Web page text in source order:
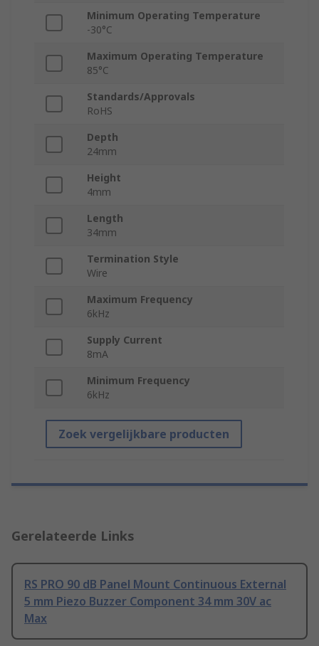
Minimum Operating Temperature
-30°C
Maximum Operating Temperature
85°C
Standards/Approvals
RoHS
Depth
24mm
Height
4mm
Length
34mm
Termination Style
Wire
Maximum Frequency
6kHz
Supply Current
8mA
Minimum Frequency
6kHz
Zoek vergelijkbare producten
Gerelateerde Links
RS PRO 90 dB Panel Mount Continuous External
5 mm Piezo Buzzer Component 34 mm 30V ac
Max